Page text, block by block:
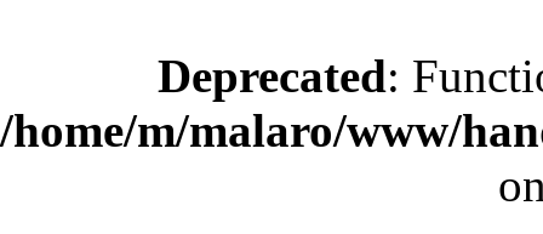
Deprecated:
/home/m/malaro/www/